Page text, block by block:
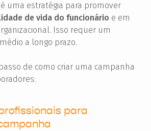
é uma estratégia para promover
de vida do funcionário e em
Isso requer um
a longo prazo.
de como criar uma campanha
para